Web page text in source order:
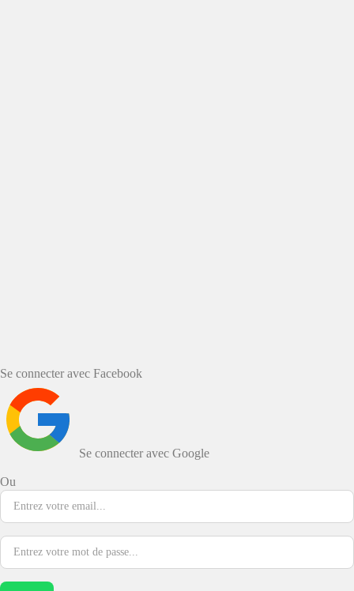
Se connecter avec Facebook
Se connecter avec Google
Ou